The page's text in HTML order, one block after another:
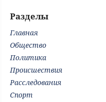
Разделы
Главная
Общество
Политика
Происшествия
Расследования
Спорт